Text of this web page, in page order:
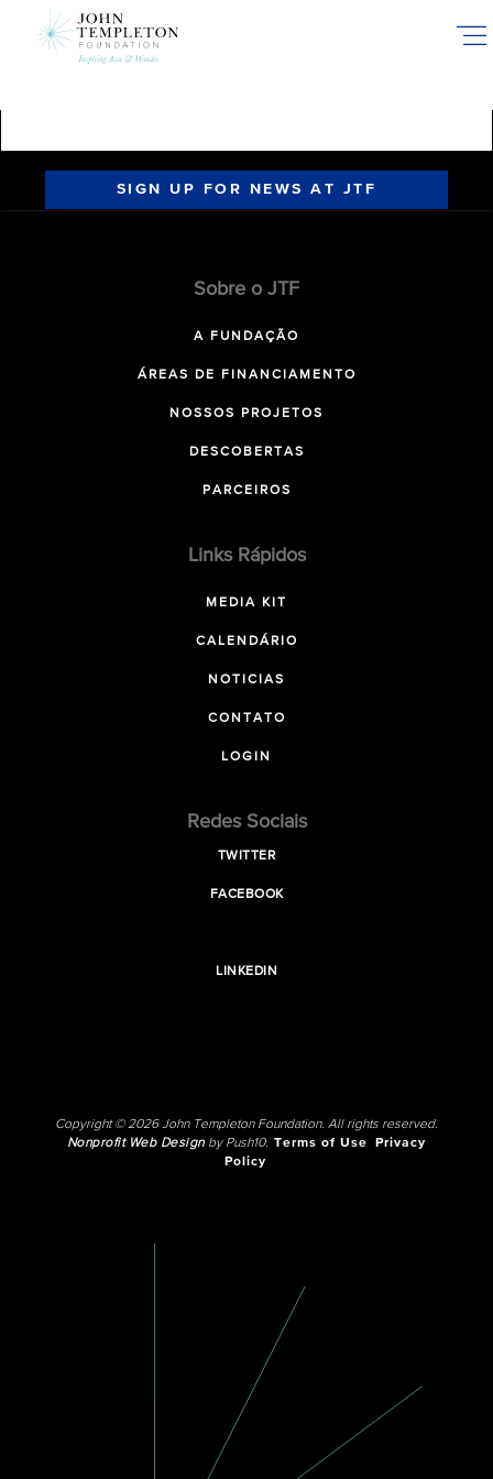
SIGN UP FOR NEWS AT JTF
Sobre o JTF
A FUNDAÇÃO
ÁREAS DE FINANCIAMENTO
NOSSOS PROJETOS
DESCOBERTAS
PARCEIROS
Links Rápidos
MEDIA KIT
CALENDÁRIO
NOTICIAS
CONTATO
LOGIN
Redes Sociais
TWITTER
FACEBOOK
LINKEDIN
Copyright © 2026 John Templeton Foundation. All rights reserved.
Nonprofit Web Designby Push10. Terms of Use
Privacy
Policy